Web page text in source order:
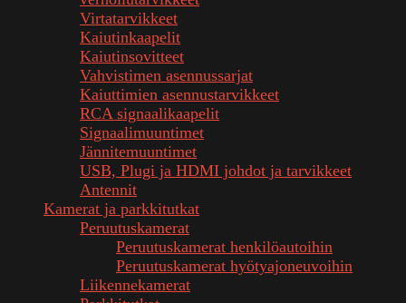
Virtatarvikkeet
Kaiutinkaapelit
Kaiutinsovitteet
Vahvistimen asennussarjat
Kaiuttimien asennustarvikkeet
RCA signaalikaapelit
Signaalimuuntimet
Jännitemuuntimet
USB, Plugi ja HDMI johdot ja tarvikkeet
Antennit
Kamerat ja parkkitutkat
Peruutuskamerat
Peruutuskamerat henkilöautoihin
Peruutuskamerat hyötyajoneuvoihin
Liikennekamerat